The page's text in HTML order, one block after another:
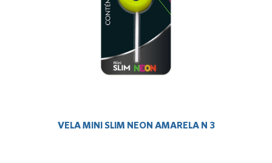
VELA MINI SLIM NEON AMARELA N 3